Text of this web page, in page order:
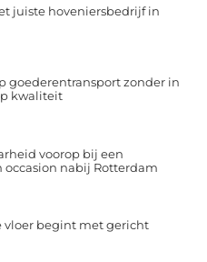
juiste hoveniersbedrijf in
goederentransport zonder in
kwaliteit
voorop bij een
occasion nabij Rotterdam
vloer begint met gericht